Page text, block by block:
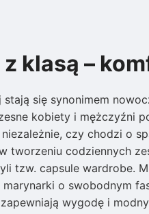
klasą –
się synonimem
kobiety i mężczyźni
czy chodzi o
tworzeniu codziennych
tzw. capsule wardrobe.
o swobodnym
wygodę i